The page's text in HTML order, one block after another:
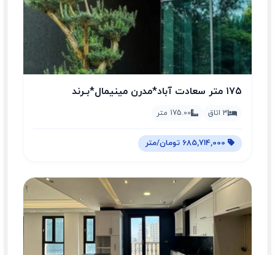
۱۷۵ متر سعادت آباد*مدرن مینیمال*بـرند
3 اتاق 175.00 متر